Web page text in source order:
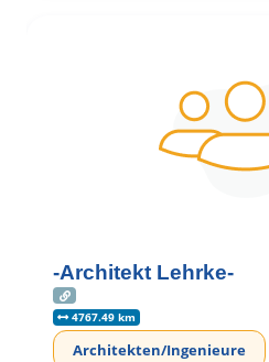
-Architekt Lehrke-
4767.49 km
Architekten/Ingenieure